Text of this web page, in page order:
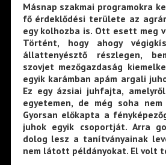
Másnap szakmai programokra
fő érdeklődési területe az
egy kolhozba is. Ott esett meg
Történt, hogy ahogy
állattenyésztő részlegen,
szovjet mezőgazdaság
egyik karámban apám argali
Ez egy ázsiai juhfajta,
egyetemen, de még soha
Gyorsan előkapta a
juhok egyik csoportját. Arra
dolog lesz a tanítványainak
nem látott példányokat. El volt